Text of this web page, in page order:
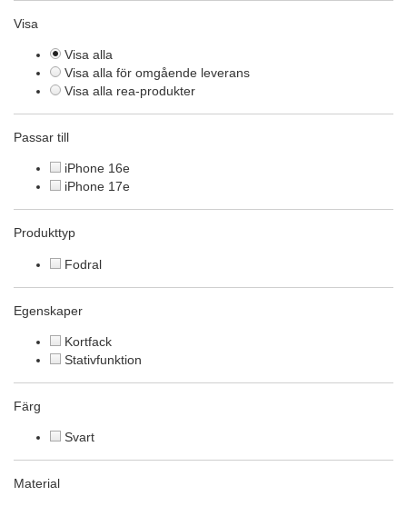
Visa
Visa alla
Visa alla för omgående leverans
Visa alla rea-produkter
Passar till
iPhone 16e
iPhone 17e
Produkttyp
Fodral
Egenskaper
Kortfack
Stativfunktion
Färg
Svart
Material